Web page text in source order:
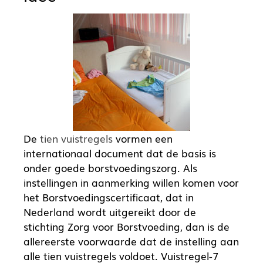
De tien vuistregels vormen een
internationaal document dat de basis is
onder goede borstvoedingszorg. Als
instellingen in aanmerking willen komen voor
het Borstvoedingscertificaat, dat in
Nederland wordt uitgereikt door de
stichting Zorg voor Borstvoeding, dan is de
allereerste voorwaarde dat de instelling aan
alle tien vuistregels voldoet. Vuistregel-7